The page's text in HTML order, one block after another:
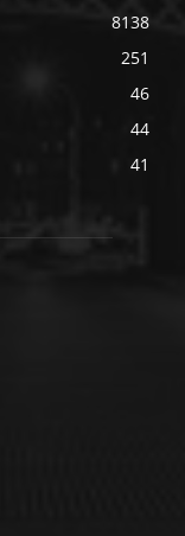
8138
251
46
44
41